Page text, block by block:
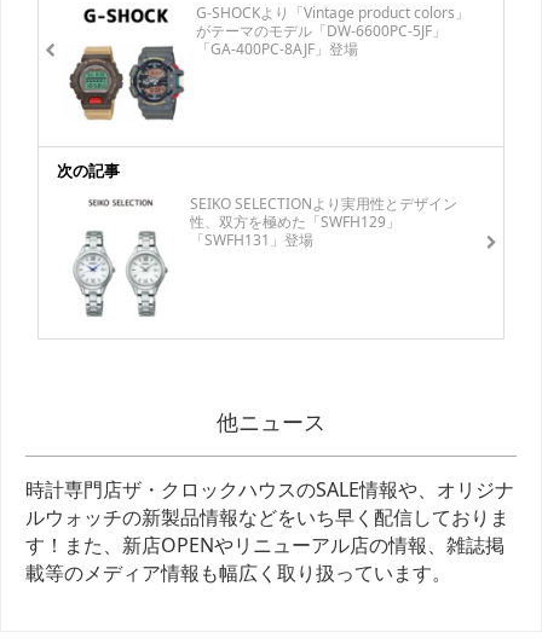
G-SHOCKより「Vintage product colors」
がテーマのモデル「DW-6600PC-5JF」
「GA-400PC-8AJF」登場
次の記事
SEIKO SELECTIONより実用性とデザイン
性、双方を極めた「SWFH129」
「SWFH131」登場
他ニュース
時計専門店ザ・クロックハウスのSALE情報や、オリジナ
ルウォッチの新製品情報などをいち早く配信しておりま
す！また、新店OPENやリニューアル店の情報、雑誌掲
載等のメディア情報も幅広く取り扱っています。